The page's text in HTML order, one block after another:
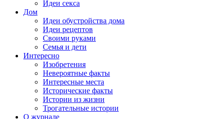
Идеи секса
Дом
Идеи обустройства дома
Идеи рецептов
Своими руками
Семья и дети
Интересно
Изобретения
Невероятные факты
Интересные места
Исторические факты
Истории из жизни
Трогательные истории
О журнале